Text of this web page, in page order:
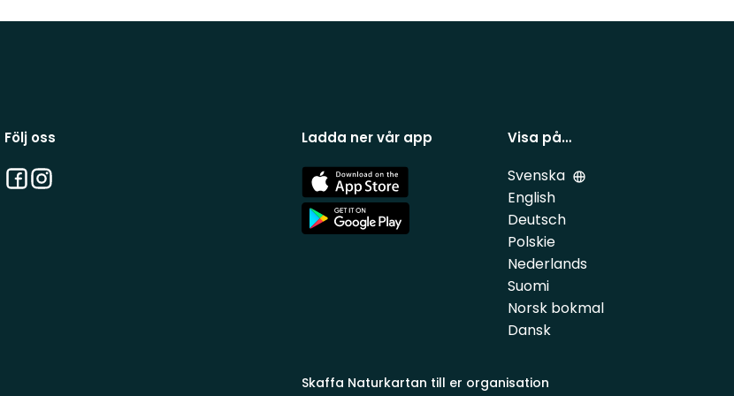
Följ oss
Facebook
Instagram
Ladda ner vår app
App
Store
App
Store
Visa på…
Svenska
English
Deutsch
Polskie
Nederlands
Suomi
Norsk bokmal
Dansk
Skaffa Naturkartan till er organisation